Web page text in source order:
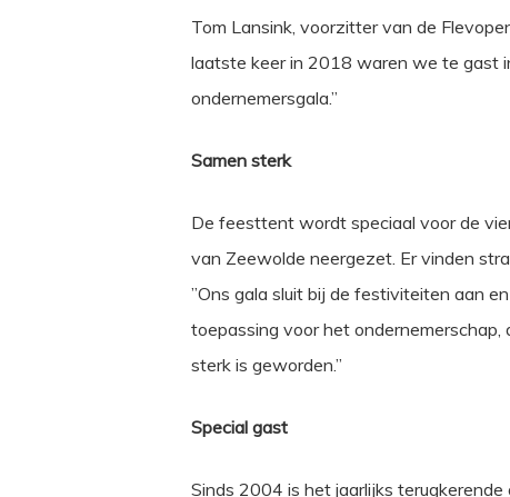
Tom Lansink, voorzitter van de
laatste keer in 2018 waren we te gast
ondernemersgala.”
Samen sterk
De feesttent wordt speciaal voor de
van Zeewolde neergezet. Er vinden
”Ons gala sluit bij de festiviteiten aan
toepassing voor het
sterk is geworden.”
Special gast
Sinds 2004 is het jaarlijks